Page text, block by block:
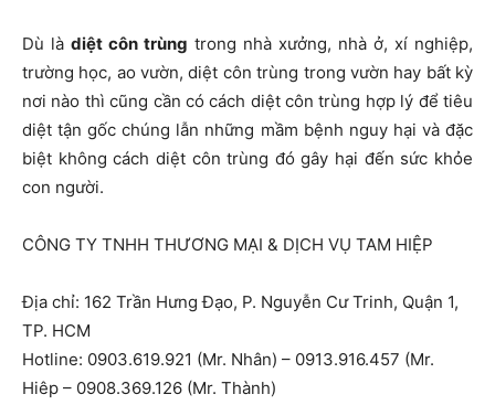
Dù là diệt côn trùng trong nhà xưởng, nhà ở, xí nghiệp,
trường học, ao vườn, diệt côn trùng trong vườn hay bất kỳ
nơi nào thì cũng cần có cách diệt côn trùng hợp lý để tiêu
diệt tận gốc chúng lẫn những mầm bệnh nguy hại và đặc
biệt không cách diệt côn trùng đó gây hại đến sức khỏe
con người.
CÔNG TY TNHH THƯƠNG MẠI & DỊCH VỤ TAM HIỆP
Địa chỉ: 162 Trần Hưng Đạo, P. Nguyễn Cư Trinh, Quận 1,
TP. HCM
Hotline: 0903.619.921 (Mr. Nhân) – 0913.916.457 (Mr.
Hiêp – 0908.369.126 (Mr. Thành)